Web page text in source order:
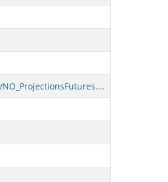
https://cartes.inspq.qc.ca/fiches/Geoportail_FS_CartoPEV_VNO_ProjectionsFutures.pdf